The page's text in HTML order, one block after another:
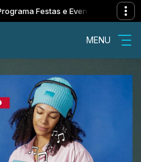
Festas e Eventos com
MENU